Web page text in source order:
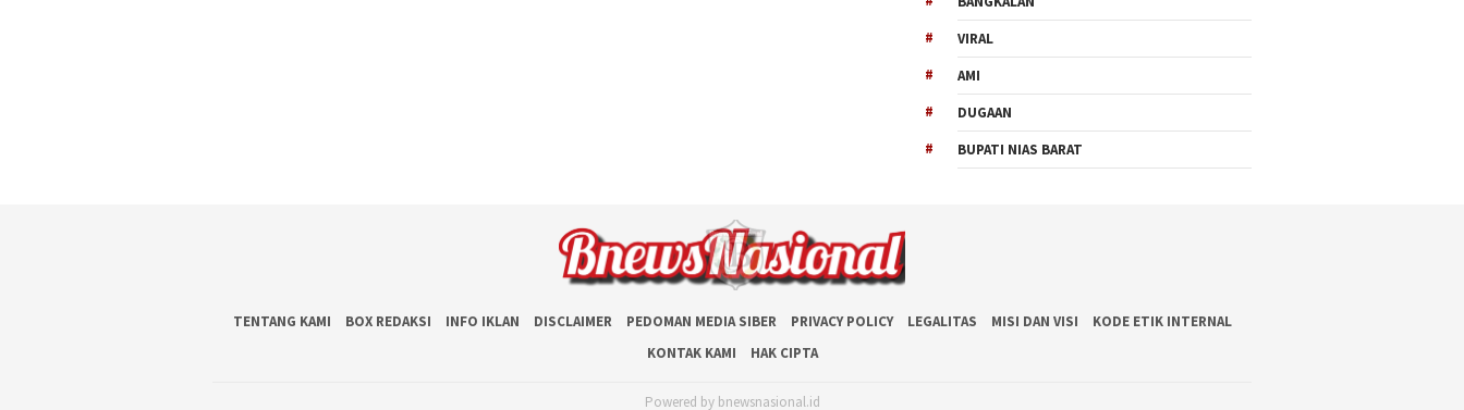
VIRAL
AMI
DUGAAN
BUPATI NIAS BARAT
TENTANG KAMI BOX REDAKSI INFO IKLAN DISCLAIMER PEDOMAN MEDIA SIBER PRIVACY POLICY LEGALITAS MISI DAN VISI
KODE ETIK INTERNAL
KONTAK KAMI
HAK CIPTA
Powered by bnewsnasional.id